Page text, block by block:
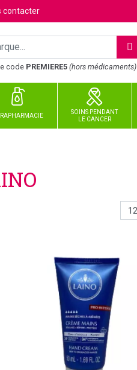
contacter
code PREMIERE5 (hors médicaments)
SOINS PENDANT
LE CANCER